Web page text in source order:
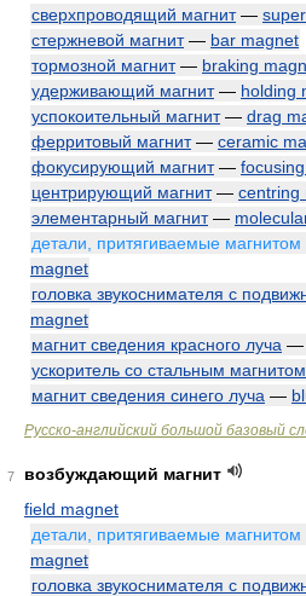
сверхпроводящий магнит—
стержневой магнит— bar magnet
тормозной магнит — braking
удерживающий магнит— holding
успокоительный магнит— drag
ферритовый магнит— ceramic
фокусирующий магнит—
центрирующий магнит — centring
элементарный магнит—
детали, притягиваемые магнитом
magnet
головка звукоснимателя с
magnet
магнит сведения красного луча —
ускоритель со стальным магнитом
магнит сведения синего луча —
Русско-английский большой базовый
7
возбуждающий магнит
field magnet
детали, притягиваемые магнитом
magnet
головка звукоснимателя с